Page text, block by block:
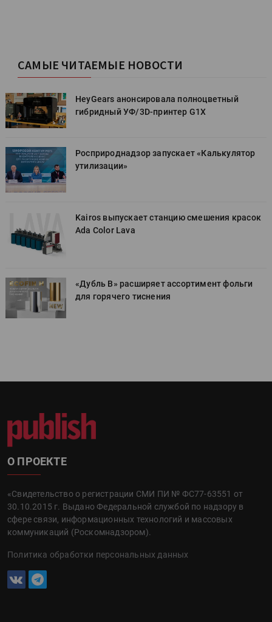
САМЫЕ ЧИТАЕМЫЕ НОВОСТИ
HeyGears анонсировала полноцветный
гибридный УФ/3D-принтер G1X
Росприроднадзор запускает «Калькулятор
утилизации»
Kairos выпускает станцию смешения красок
Ada Color Lava
«Дубль В» расширяет ассортимент фольги
для горячего тиснения
О ПРОЕКТЕ
«Свидетельство о регистрации СМИ ПИ № ФС77-63551 от
30.10.2015 г. Выдано Федеральной службой по надзору в
сфере связи, информационных технологий и массовых
коммуникаций (Роскомнадзором).
Политика обработки персональных данных